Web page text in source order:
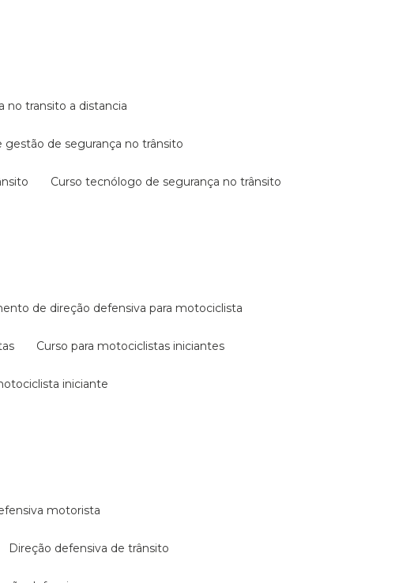
no transito a distancia
gestão de segurança no trânsito
curso tecnólogo de segurança no trânsito
de direção defensiva para motociclista
curso para motociclistas iniciantes
iniciante
motorista
direção defensiva de trânsito